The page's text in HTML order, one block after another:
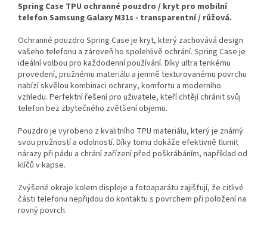
Spring Case TPU ochranné pouzdro / kryt pro mobilní
telefon Samsung Galaxy M31s - transparentní / růžová.
Ochranné pouzdro Spring Case je kryt, který zachovává design
vašeho telefonu a zároveň ho spolehlivě ochrání. Spring Case je
ideální volbou pro každodenní používání. Díky ultra tenkému
provedení, pružnému materiálu a jemně texturovanému povrchu
nabízí skvělou kombinaci ochrany, komfortu a moderního
vzhledu. Perfektní řešení pro uživatele, kteří chtějí chránit svůj
telefon bez zbytečného zvětšení objemu.
Pouzdro je vyrobeno z kvalitního TPU materiálu, který je známý
svou pružností a odolností. Díky tomu dokáže efektivně tlumit
nárazy při pádu a chrání zařízení před poškrábáním, například od
klíčů v kapse.
Zvýšené okraje kolem displeje a fotoaparátu zajišťují, že citlivé
části telefonu nepřijdou do kontaktu s povrchem při položení na
rovný povrch.